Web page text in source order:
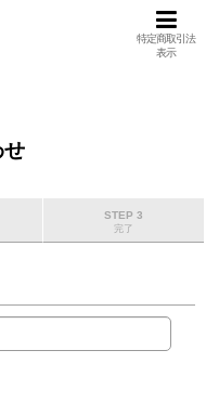
特定商取引法
表示
せ
STEP 3
完了